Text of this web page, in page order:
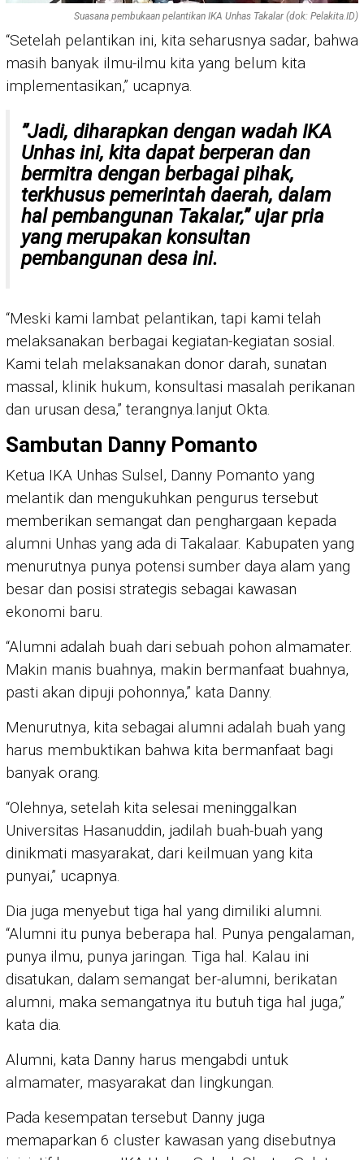
Suasana pembukaan pelantikan IKA Unhas Takalar (dok: Pelakita.ID)
“Setelah pelantikan ini, kita seharusnya sadar, bahwa
masih banyak ilmu-ilmu kita yang belum kita
implementasikan,” ucapnya.
”Jadi, diharapkan dengan wadah IKA
Unhas ini, kita dapat berperan dan
bermitra dengan berbagai pihak,
terkhusus pemerintah daerah, dalam
hal pembangunan Takalar,” ujar pria
yang merupakan konsultan
pembangunan desa ini.
“Meski kami lambat pelantikan, tapi kami telah
melaksanakan berbagai kegiatan-kegiatan sosial.
Kami telah melaksanakan donor darah, sunatan
massal, klinik hukum, konsultasi masalah perikanan
dan urusan desa,” terangnya.lanjut Okta.
Sambutan Danny Pomanto
Ketua IKA Unhas Sulsel, Danny Pomanto yang
melantik dan mengukuhkan pengurus tersebut
memberikan semangat dan penghargaan kepada
alumni Unhas yang ada di Takalaar. Kabupaten yang
menurutnya punya potensi sumber daya alam yang
besar dan posisi strategis sebagai kawasan
ekonomi baru.
“Alumni adalah buah dari sebuah pohon almamater.
Makin manis buahnya, makin bermanfaat buahnya,
pasti akan dipuji pohonnya,” kata Danny.
Menurutnya, kita sebagai alumni adalah buah yang
harus membuktikan bahwa kita bermanfaat bagi
banyak orang.
“Olehnya, setelah kita selesai meninggalkan
Universitas Hasanuddin, jadilah buah-buah yang
dinikmati masyarakat, dari keilmuan yang kita
punyai,” ucapnya.
Dia juga menyebut tiga hal yang dimiliki alumni.
“Alumni itu punya beberapa hal. Punya pengalaman,
punya ilmu, punya jaringan. Tiga hal. Kalau ini
disatukan, dalam semangat ber-alumni, berikatan
alumni, maka semangatnya itu butuh tiga hal juga,”
kata dia.
Alumni, kata Danny harus mengabdi untuk
almamater, masyarakat dan lingkungan.
Pada kesempatan tersebut Danny juga
memaparkan 6 cluster kawasan yang disebutnya